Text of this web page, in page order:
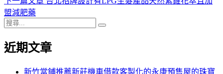
導
覽
章:
盟減肥藥
搜
關
近期文章
新竹當鋪推薦新莊機車借款客製化的永康預售屋的珠寶